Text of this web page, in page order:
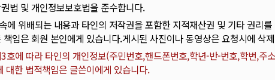
법 및 개인정보보호법을 준수합니다.
에 위배되는 내용과 타인의 저작권을 포함한 지적재산권 및 기타 권리
임은 회원 본인에게 있습니다.게시된 사진이나 동영상은 요청시에 삭
호에 따라 타인의 개인정보(주민번호,핸드폰번호,학년-반-번호,학번,주
대한 법적책임은 글쓴이에게 있습니다.